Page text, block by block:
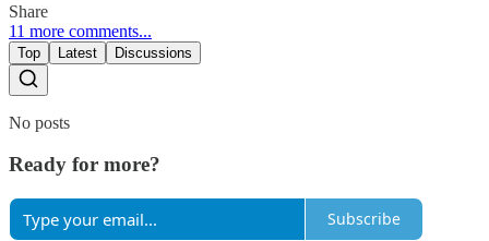
Share
11 more comments...
Top Latest Discussions
No posts
Ready for more?
Subscribe